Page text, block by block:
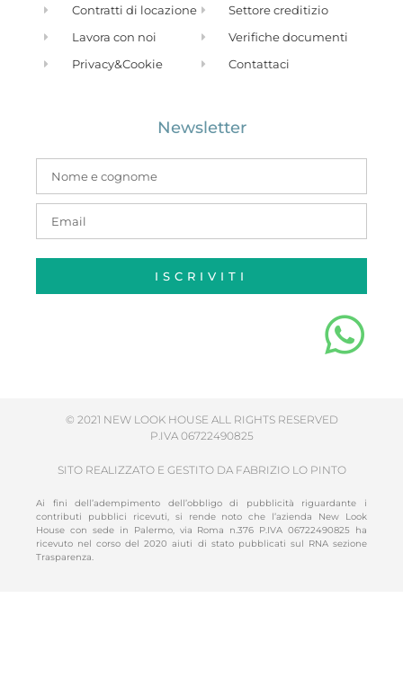
Contratti di locazione
Lavora con noi
Privacy&Cookie
Settore creditizio
Verifiche documenti
Contattaci
Newsletter
ISCRIVITI
© 2021 NEW LOOK HOUSE ALL RIGHTS RESERVED
P.IVA 06722490825
SITO REALIZZATO E GESTITO DA FABRIZIO LO PINTO
Ai fini dell’adempimento dell’obbligo di pubblicità riguardante i
contributi pubblici ricevuti, si rende noto che l’azienda New Look
House con sede in Palermo, via Roma n.376 P.IVA 06722490825 ha
ricevuto nel corso del 2020 aiuti di stato pubblicati sul RNA sezione
Trasparenza.